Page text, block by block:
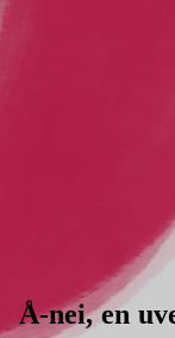
Å-nei, en